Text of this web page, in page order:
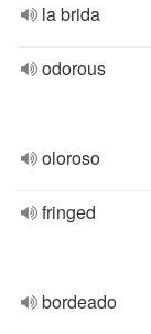
la brida
odorous
oloroso
fringed
bordeado